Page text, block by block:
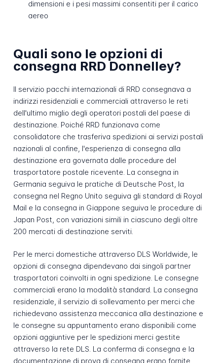
dimensioni e i pesi massimi consentiti per il carico
aereo
Quali sono le opzioni di
consegna RRD Donnelley?
Il servizio pacchi internazionali di RRD consegnava a
indirizzi residenziali e commerciali attraverso le reti
dell'ultimo miglio degli operatori postali del paese di
destinazione. Poiché RRD funzionava come
consolidatore che trasferiva spedizioni ai servizi postali
nazionali al confine, l'esperienza di consegna alla
destinazione era governata dalle procedure del
trasportatore postale ricevente. La consegna in
Germania seguiva le pratiche di Deutsche Post, la
consegna nel Regno Unito seguiva gli standard di Royal
Mail e la consegna in Giappone seguiva le procedure di
Japan Post, con variazioni simili in ciascuno degli oltre
200 mercati di destinazione serviti.
Per le merci domestiche attraverso DLS Worldwide, le
opzioni di consegna dipendevano dai singoli partner
trasportatori coinvolti in ogni spedizione. Le consegne
commerciali erano la modalità standard. La consegna
residenziale, il servizio di sollevamento per merci che
richiedevano assistenza meccanica alla destinazione e
le consegne su appuntamento erano disponibili come
opzioni aggiuntive per le spedizioni merci gestite
attraverso la rete DLS. La conferma di consegna e la
documentazione di prova di consegna erano fornite